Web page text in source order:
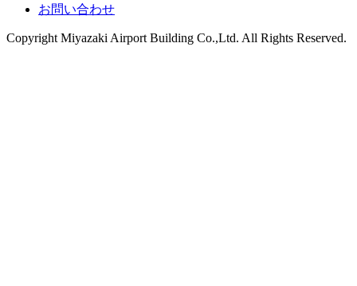
お問い合わせ
Copyright Miyazaki Airport Building Co.,Ltd. All Rights Reserved.